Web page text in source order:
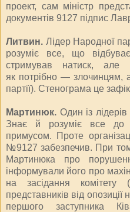
проект, сам міністр
документів 9127 підпис
Литвин. Лідер Народної
розуміє все, що
стримував натиск, але
як потрібно — злочинцям,
партії). Стенограма це
Мартинюк. Один із лідерів
Знає й розуміє все до
примусом. Проте
№9127 забезпечив. При
Марти­нюка про
інформували його про
на засідання комітету
представників від
першого заступника